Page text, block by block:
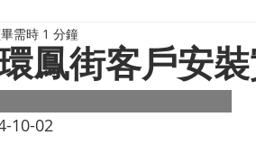
鳳街客戶安裝
需時 1 分鐘
10-02